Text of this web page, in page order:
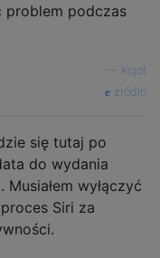
podczas
Kojot
źródło
się tutaj po
do wydania
wyłączyć
Siri za